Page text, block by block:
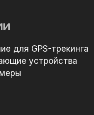
для GPS-трекинга
устройства